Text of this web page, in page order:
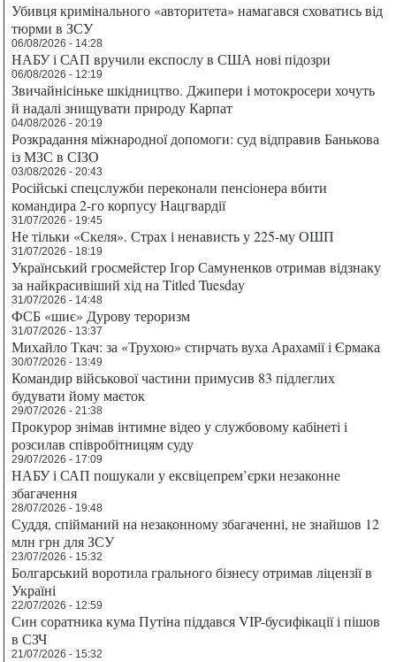
Убивця кримінального «авторитета» намагався сховатись від
тюрми в ЗСУ
06/08/2026 - 14:28
НАБУ і САП вручили експослу в США нові підозри
06/08/2026 - 12:19
Звичайнісіньке шкідництво. Джипери і мотокросери хочуть
й надалі знищувати природу Карпат
04/08/2026 - 20:19
Розкрадання міжнародної допомоги: суд відправив Банькова
із МЗС в СІЗО
03/08/2026 - 20:43
Російські спецслужби переконали пенсіонера вбити
командира 2-го корпусу Нацгвардії
31/07/2026 - 19:45
Не тільки «Скеля». Страх і ненависть у 225-му ОШП
31/07/2026 - 18:19
Український гросмейстер Ігор Самуненков отримав відзнаку
за найкрасивіший хід на Titled Tuesday
31/07/2026 - 14:48
ФСБ «шиє» Дурову тероризм
31/07/2026 - 13:37
Михайло Ткач: за «Трухою» стирчать вуха Арахамії і Єрмака
30/07/2026 - 13:49
Командир військової частини примусив 83 підлеглих
будувати йому маєток
29/07/2026 - 21:38
Прокурор знімав інтимне відео у службовому кабінеті і
розсилав співробітницям суду
29/07/2026 - 17:09
НАБУ і САП пошукали у ексвіцепрем’єрки незаконне
збагачення
28/07/2026 - 19:48
Суддя, спійманий на незаконному збагаченні, не знайшов 12
млн грн для ЗСУ
23/07/2026 - 15:32
Болгарський воротила грального бізнесу отримав ліцензії в
Україні
22/07/2026 - 12:59
Син соратника кума Путіна піддався VIP-бусифікації і пішов
в СЗЧ
21/07/2026 - 15:32